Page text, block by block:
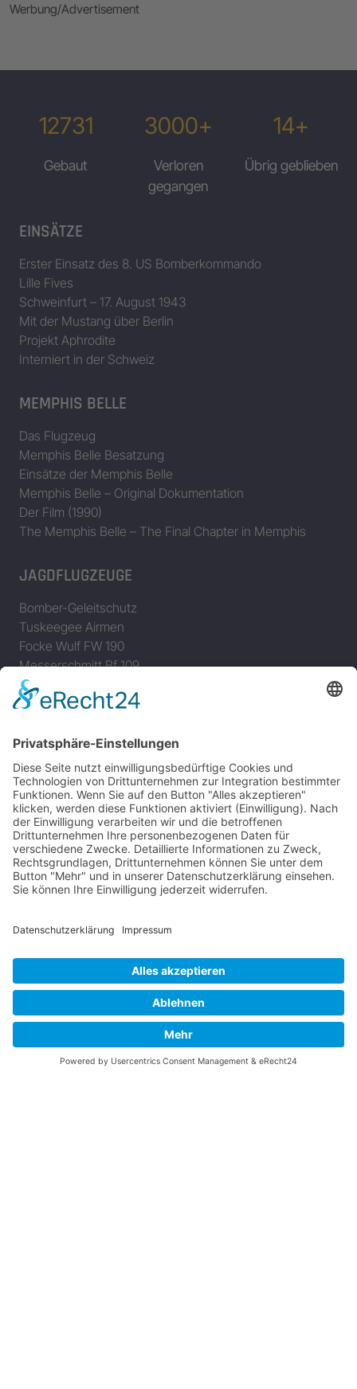
Werbung/Advertisement
12731
Gebaut
3000+
Verloren
gegangen
14+
Übrig geblieben
EINSÄTZE
Erster Einsatz des 8. US Bomberkommando
Lille Fives
Schweinfurt – 17. August 1943
Mit der Mustang über Berlin
Projekt Aphrodite
Interniert in der Schweiz
MEMPHIS BELLE
Das Flugzeug
Memphis Belle Besatzung
Einsätze der Memphis Belle
Memphis Belle – Original Dokumentation
Der Film (1990)
The Memphis Belle – The Final Chapter in Memphis
JAGDFLUGZEUGE
Bomber-Geleitschutz
Tuskeegee Airmen
Focke Wulf FW 190
Messerschmitt Bf 109
Messerschmitt Me 163
Messerschmitt Me 262
P-47 Thunderbolt
P-51 Mustang
INFO
Über diese B-17 Webseite
Kontakt
Impressum
Datenschutzerklärung
Links
UNTERSTÜTZEN
Gefällt Ihnen diese Website über die B-17 Flying
Fortress? Ich könnte Ihnen helfen, die Informationen
zu finden, die Sie suchen? Ich würde mich sehr